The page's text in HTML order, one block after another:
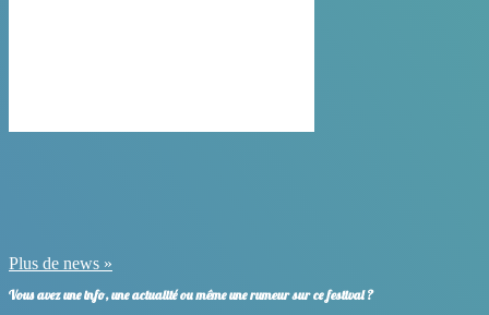
Plus de news »
Vous avez une info, une actualité ou même une rumeur sur ce festival ?